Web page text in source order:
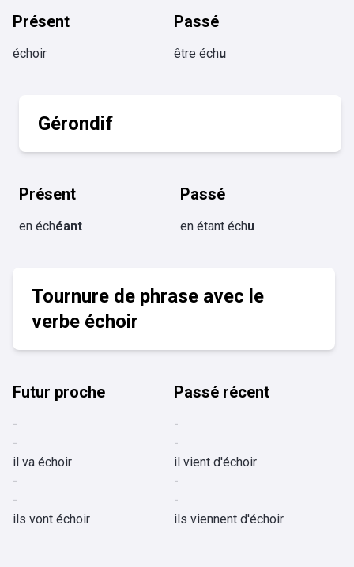
Présent
échoir
Passé
être échu
Gérondif
Présent
en échéant
Passé
en étant échu
Tournure de phrase avec le
verbe échoir
Futur proche
-
-
il va échoir
-
-
ils vont échoir
Passé récent
-
-
il vient d'échoir
-
-
ils viennent d'échoir